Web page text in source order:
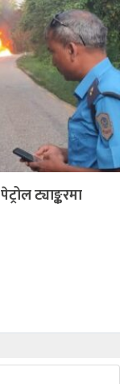
ट्याङ्करमा